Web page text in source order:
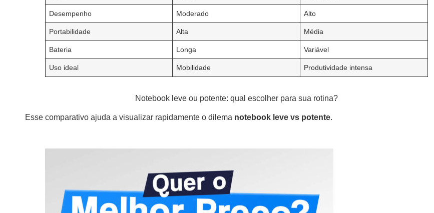
Desempenho Moderado Alto
Portabilidade Alta Média
Bateria Longa Variável
Uso ideal Mobilidade Produtividade intensa
Notebook leve ou potente: qual escolher para sua rotina?
Esse comparativo ajuda a visualizar rapidamente o dilema notebook leve vs potente.